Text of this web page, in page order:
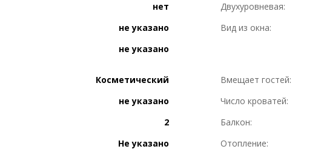
нет Двухуровневая:
не указано Вид из окна:
не указано
Косметический Вмещает гостей:
не указано Число кроватей:
2 Балкон:
Не указано Отопление: